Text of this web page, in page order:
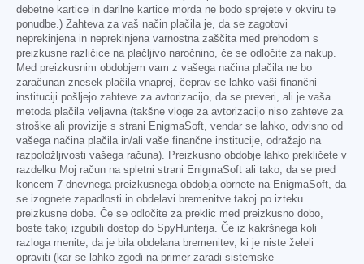
debetne kartice in darilne kartice morda ne bodo sprejete v okviru te
ponudbe.) Zahteva za vaš način plačila je, da se zagotovi
neprekinjena in neprekinjena varnostna zaščita med prehodom s
preizkusne različice na plačljivo naročnino, če se odločite za nakup.
Med preizkusnim obdobjem vam z vašega načina plačila ne bo
zaračunan znesek plačila vnaprej, čeprav se lahko vaši finančni
instituciji pošljejo zahteve za avtorizacijo, da se preveri, ali je vaša
metoda plačila veljavna (takšne vloge za avtorizacijo niso zahteve za
stroške ali provizije s strani EnigmaSoft, vendar se lahko, odvisno od
vašega načina plačila in/ali vaše finančne institucije, odražajo na
razpoložljivosti vašega računa). Preizkusno obdobje lahko prekličete v
razdelku Moj račun na spletni strani EnigmaSoft ali tako, da se pred
koncem 7-dnevnega preizkusnega obdobja obrnete na EnigmaSoft, da
se izognete zapadlosti in obdelavi bremenitve takoj po izteku
preizkusne dobe. Če se odločite za preklic med preizkusno dobo,
boste takoj izgubili dostop do SpyHunterja. Če iz kakršnega koli
razloga menite, da je bila obdelana bremenitev, ki je niste želeli
opraviti (kar se lahko zgodi na primer zaradi sistemske